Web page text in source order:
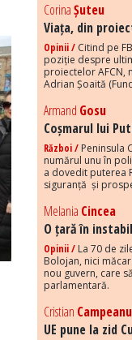
CorinaȘuteu
Viața, din
Opinii / Citind pe
poziție despre
proiectelor AFCN,
Adrian Șoaită
Armand Gosu
Coșmarul lui
Război / Peninsula
numărul unu în
a dovedit puterea
siguranță și
Melania Cincea
O țară în
Opinii / La 70 de
Bolojan, nici
nou guvern, care
parlamentară.
Cristian Campeanu
UE pune la zid